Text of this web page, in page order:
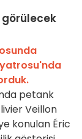
petank
Veillon
konulan Éric